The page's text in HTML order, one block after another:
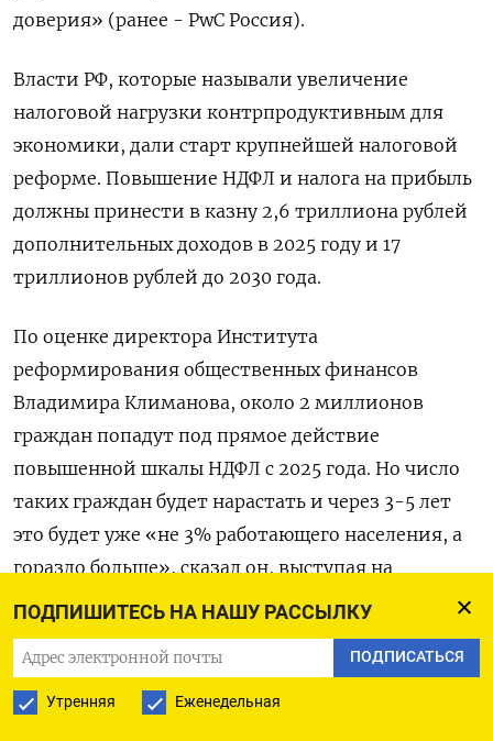
ПОДПИШИТЕСЬ НА НАШУ РАССЫЛКУ
ПОДПИСАТЬСЯ
Утренняя Еженедельная
доверия» (ранее - PwC Россия).
Власти РФ, которые называли увеличение
налоговой нагрузки контрпродуктивным для
экономики, дали старт крупнейшей налоговой
реформе. Повышение НДФЛ и налога на прибыль
должны принести в казну 2,6 триллиона рублей
дополнительных доходов в 2025 году и 17
триллионов рублей до 2030 года.
По оценке директора Института
реформирования общественных финансов
Владимира Климанова, около 2 миллионов
граждан попадут под прямое действие
повышенной шкалы НДФЛ с 2025 года. Но число
таких граждан будет нарастать и через 3-5 лет
это будет уже «не 3% работающего населения, а
гораздо больше», сказал он, выступая на
вебинаре рейтингового агентства Эксперт РА.
«Будем смотреть, как себя поведут работодатели
в новых условиях, ведь вместе с повышением